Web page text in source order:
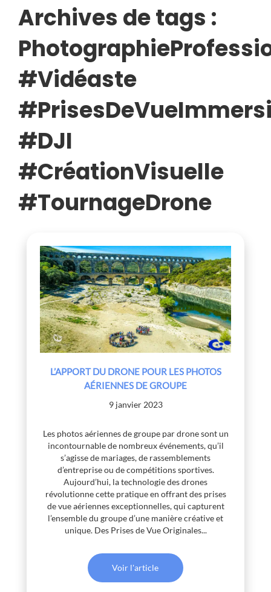
GROUPE
Archives de tags :
#Vidéaste
#DJI
#CréationVisuelle
#TournageDrone
L’APPORT DU DRONE POUR LES PHOTOS
AÉRIENNES DE GROUPE
9 janvier 2023
Les photos aériennes de groupe par drone sont un
incontournable de nombreux événements, qu’il
s’agisse de mariages, de rassemblements
d’entreprise ou de compétitions sportives.
Aujourd’hui, la technologie des drones
révolutionne cette pratique en offrant des prises
de vue aériennes exceptionnelles, qui capturent
l’ensemble du groupe d’une manière créative et
unique. Des Prises de Vue Originales...
Voir l'article